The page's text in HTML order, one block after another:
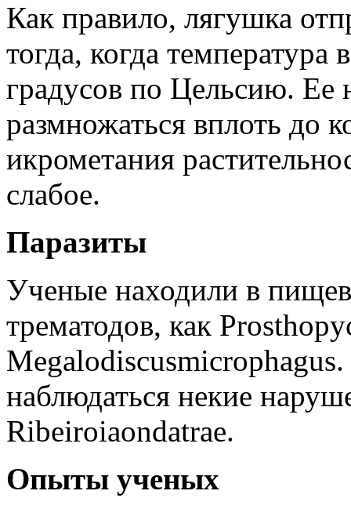
Как правило, лягушка
тогда, когда температура
градусов по Цельсию. Ее
размножаться вплоть до
икрометания
слабое.
Паразиты
Ученые находили в
трематодов, как
наблюдаться некие
Ribeiroiaondatrae.
Опыты ученых